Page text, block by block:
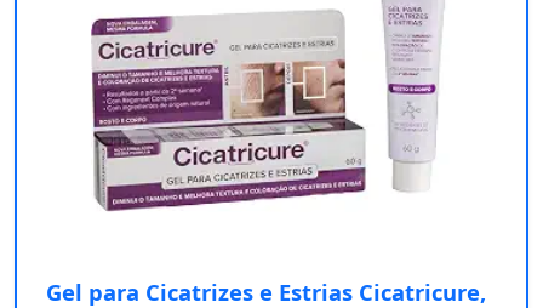
Gel para Cicatrizes e Estrias Cicatricure,